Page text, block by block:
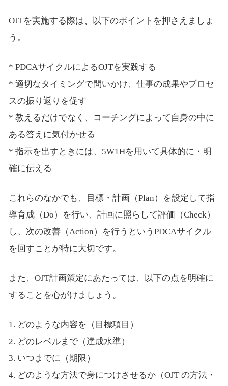
OJTを実施する際は、以下のポイントを押さえましょ
う。
* PDCAサイクルによるOJTを実践する
* 適切なタイミングで問いかけ、仕事の成果やプロセ
スの振り返りを促す
* 教えるだけでなく、コーチングによって自身の中に
ある答えに気付かせる
* 指示を出すときには、5W1Hを用いて具体的に・明
確に伝える
これらのなかでも、目標・計画（Plan）を設定して指
導育成（Do）を行い、計画に照らして評価（Check）
し、次の改善（Action）を行うというPDCAサイクル
を回すことが特に大切です。
また、OJT計画策定にあたっては、以下の点を明確に
することを心がけましょう。
1. どのような内容を（目標項目）
2. どのレベルまで（達成水準）
3. いつまでに（期限）
4. どのような方法で身につけさせるか（OJT の方法・